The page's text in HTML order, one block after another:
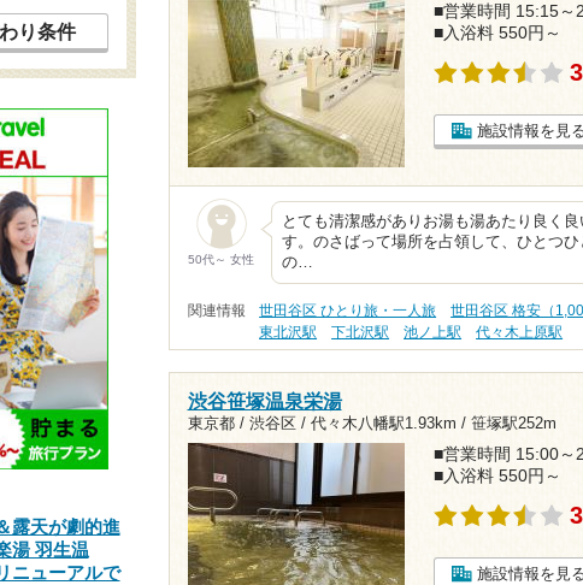
■営業時間 15:15～
■入浴料 550円～
施設情報を見
50代～ 女性
とても清潔感がありお湯も湯あたり良く
す。のさばって場所を占領して、ひとつ
の…
関連情報 世田谷区 ひとり旅・一人旅 世田谷区 格安（
東北沢駅
下北沢駅 池ノ上駅 代々木上原駅
渋谷笹塚温泉栄湯
東京都 / 渋谷区 / 代々木八幡駅1.93km / 笹塚駅252m
■営業時間 15:00～
■入浴料 550円～
施設情報を見
り条件
露天が劇的進
湯 羽生温
ニューアルで